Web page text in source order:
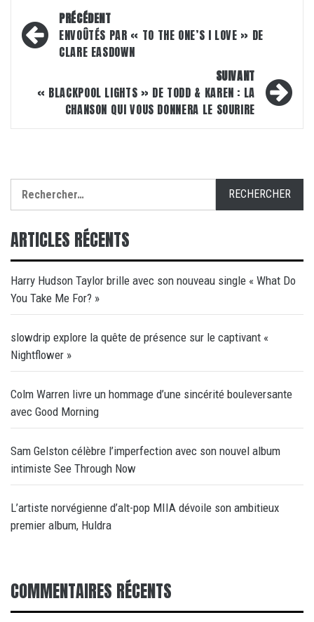
Navigation
d’article
PRÉCÉDENT
ENVOÛTÉS PAR « TO THE ONE’S I LOVE » DE
CLARE EASDOWN
SUIVANT
« BLACKPOOL LIGHTS » DE TODD & KAREN : LA
CHANSON QUI VOUS DONNERA LE SOURIRE
ARTICLES RÉCENTS
Harry Hudson Taylor brille avec son nouveau single « What Do
You Take Me For? »
slowdrip explore la quête de présence sur le captivant «
Nightflower »
Colm Warren livre un hommage d’une sincérité bouleversante
avec Good Morning
Sam Gelston célèbre l’imperfection avec son nouvel album
intimiste See Through Now
L’artiste norvégienne d’alt-pop MIIA dévoile son ambitieux
premier album, Huldra
COMMENTAIRES RÉCENTS